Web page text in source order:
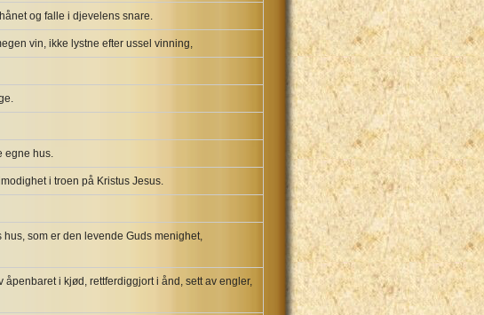
og falle i djevelens snare.
vin, ikke lystne efter ussel vinning,
egne hus.
i troen på Kristus Jesus.
som er den levende Guds menighet,
i kjød, rettferdiggjort i ånd, sett av engler,